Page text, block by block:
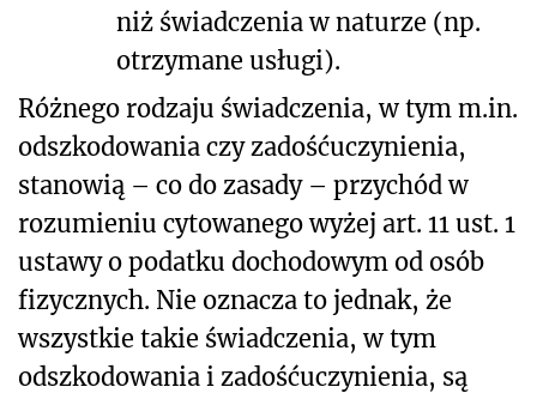
niż świadczenia w naturze (np.
otrzymane usługi).
Różnego rodzaju świadczenia, w tym m.in.
odszkodowania czy zadośćuczynienia,
stanowią – co do zasady – przychód w
rozumieniu cytowanego wyżej art. 11 ust. 1
ustawy o podatku dochodowym od osób
fizycznych. Nie oznacza to jednak, że
wszystkie takie świadczenia, w tym
odszkodowania i zadośćuczynienia, są